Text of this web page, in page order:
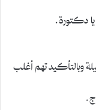
دكتورة.
وبالتأكيد تهم أغلب